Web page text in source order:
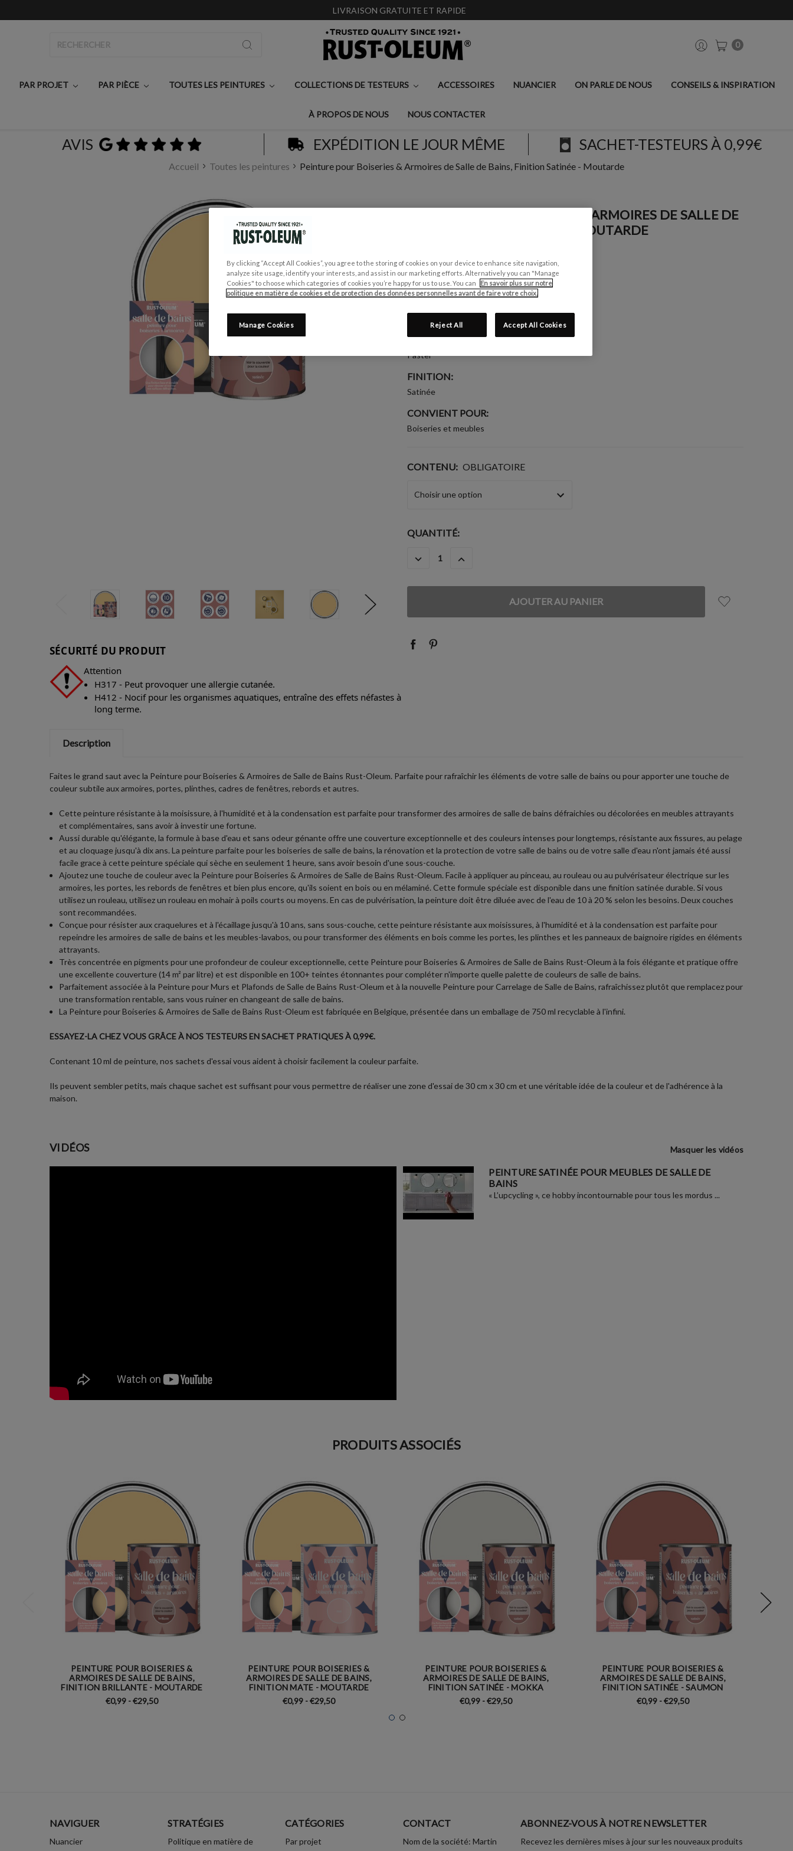
LIVRAISON GRATUITE ET RAPIDE
0
PAR PROJET PAR PIÈCE TOUTES LES PEINTURES COLLECTIONS DE TESTEURS ACCESSOIRES NUANCIER ON PARLE DE NOUS CONSEILS & INSPIRATION
À PROPOS DE NOUS NOUS CONTACTER
AVIS EXPÉDITION LE JOUR MÊME SACHET-TESTEURS À 0,99€
Accueil Toutes les peintures Peinture pour Boiseries & Armoires de Salle de Bains, Finition Satinée - Moutarde
PEINTURE POUR BOISERIES & ARMOIRES DE SALLE DE
BAINS, FINITION SATINÉE - MOUTARDE
Écrire un avis
COLLECTION DE COULEUR:
Pastel
FINITION:
Satinée
CONVIENT POUR:
Boiseries et meubles
CONTENU: OBLIGATOIRE
STOCK
QUANTITÉ:
DIMINUER
:
AUGMENTER
:
SÉCURITÉ DU PRODUIT
Attention
H317 - Peut provoquer une allergie cutanée.
H412 - Nocif pour les organismes aquatiques, entraîne des effets néfastes à
long terme.
Description
Faites le grand saut avec la Peinture pour Boiseries & Armoires de Salle de Bains Rust-Oleum. Parfaite pour rafraîchir les éléments de votre salle de bains ou pour apporter une touche de
couleur subtile aux armoires, portes, plinthes, cadres de fenêtres, rebords et autres.
Cette peinture résistante à la moisissure, à l'humidité et à la condensation est parfaite pour transformer des armoires de salle de bains défraichies ou décolorées en meubles attrayants
et complémentaires, sans avoir à investir une fortune.
Aussi durable qu'élégante, la formule à base d'eau et sans odeur génante offre une couverture exceptionnelle et des couleurs intenses pour longtemps, résistante aux fissures, au pelage
et au cloquage jusqu'à dix ans. La peinture parfaite pour les boiseries de salle de bains, la rénovation et la protection de votre salle de bains ou de votre salle d'eau n'ont jamais été aussi
facile grace à cette peinture spéciale qui sèche en seulement 1 heure, sans avoir besoin d'une sous-couche.
Ajoutez une touche de couleur avec la Peinture pour Boiseries & Armoires de Salle de Bains Rust-Oleum. Facile à appliquer au pinceau, au rouleau ou au pulvérisateur électrique sur les
armoires, les portes, les rebords de fenêtres et bien plus encore, qu'ils soient en bois ou en mélaminé. Cette formule spéciale est disponible dans une finition satinée durable. Si vous
utilisez un rouleau, utilisez un rouleau en mohair à poils courts ou moyens. En cas de pulvérisation, la peinture doit être diluée avec de l'eau de 10 à 20 % selon les besoins. Deux couches
sont recommandées.
Conçue pour résister aux craquelures et à l'écaillage jusqu'à 10 ans, sans sous-couche, cette peinture résistante aux moisissures, à l'humidité et à la condensation est parfaite pour
repeindre les armoires de salle de bains et les meubles-lavabos, ou pour transformer des éléments en bois comme les portes, les plinthes et les panneaux de baignoire rigides en éléments
attrayants.
Très concentrée en pigments pour une profondeur de couleur exceptionnelle, cette Peinture pour Boiseries & Armoires de Salle de Bains Rust-Oleum à la fois élégante et pratique offre
une excellente couverture (14 m² par litre) et est disponible en 100+ teintes étonnantes pour compléter n'importe quelle palette de couleurs de salle de bains.
Parfaitement associée à la Peinture pour Murs et Plafonds de Salle de Bains Rust-Oleum et à la nouvelle Peinture pour Carrelage de Salle de Bains, rafraîchissez plutôt que remplacez pour
une transformation rentable, sans vous ruiner en changeant de salle de bains.
La Peinture pour Boiseries & Armoires de Salle de Bains Rust-Oleum est fabriquée en Belgique, présentée dans un emballage de 750 ml recyclable à l'infini.
ESSAYEZ-LA CHEZ VOUS GRÂCE À NOS TESTEURS EN SACHET PRATIQUES À 0,99€.
Contenant 10 ml de peinture, nos sachets d'essai vous aident à choisir facilement la couleur parfaite.
Ils peuvent sembler petits, mais chaque sachet est suffisant pour vous permettre de réaliser une zone d'essai de 30 cm x 30 cm et une véritable idée de la couleur et de l'adhérence à la
maison.
VIDÉOS Masquer les vidéos
PEINTURE SATINÉE POUR MEUBLES DE SALLE DE
BAINS
« L’upcycling », ce hobby incontournable pour tous les mordus ...
PRODUITS ASSOCIÉS
PEINTURE POUR BOISERIES &
ARMOIRES DE SALLE DE BAINS,
FINITION BRILLANTE - MOUTARDE
€0,99 - €29,50
PEINTURE POUR BOISERIES &
ARMOIRES DE SALLE DE BAINS,
FINITION MATE - MOUTARDE
€0,99 - €29,50
PEINTURE POUR BOISERIES &
ARMOIRES DE SALLE DE BAINS,
FINITION SATINÉE - MOKKA
€0,99 - €29,50
PEINTURE POUR BOISERIES &
ARMOIRES DE SALLE DE BAINS,
FINITION SATINÉE - SAUMON
€0,99 - €29,50
NAVIGUER
Nuancier
STRATÉGIES
Politique en matière de
CATÉGORIES
Par projet
CONTACT
Nom de la société: Martin
ABONNEZ-VOUS À NOTRE NEWSLETTER
Recevez les dernières mises à jour sur les nouveaux produits
By clicking “Accept All Cookies”, you agree to the storing of cookies on your device to enhance site navigation,
analyze site usage, identify your interests, and assist in our marketing efforts. Alternatively you can "Manage
Cookies" to choose which categories of cookies you’re happy for us to use. You can
En savoir plus sur notre
politique en matière de cookies et de protection des données personnelles avant de faire votre choix.
Reject All Accept All Cookies
Manage Cookies